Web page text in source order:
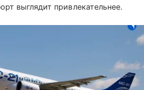
выглядит привлекательнее.